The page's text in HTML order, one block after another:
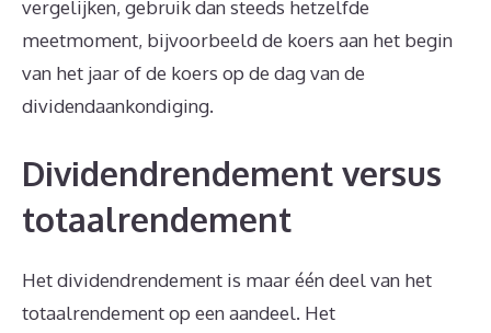
vergelijken, gebruik dan steeds hetzelfde
meetmoment, bijvoorbeeld de koers aan het begin
van het jaar of de koers op de dag van de
dividendaankondiging.
Dividendrendement versus
totaalrendement
Het dividendrendement is maar één deel van het
totaalrendement op een aandeel. Het